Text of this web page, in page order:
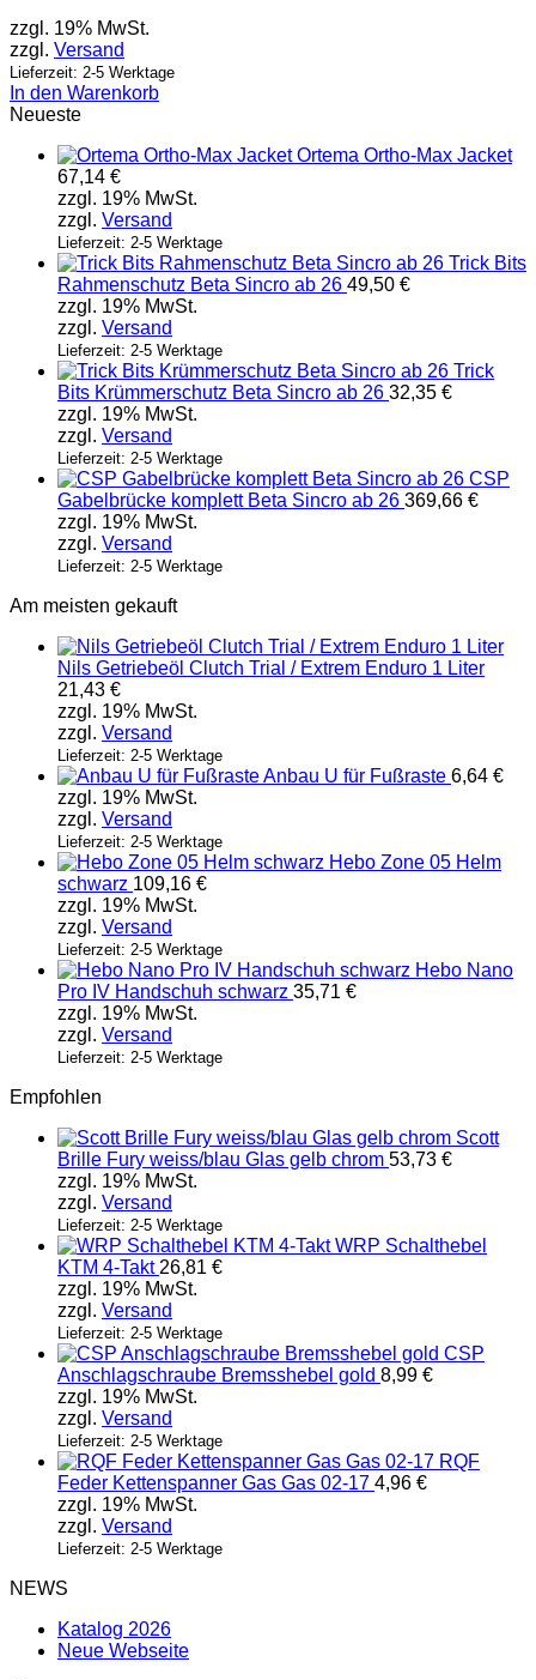
zzgl. 19% MwSt.
zzgl. Versand
Lieferzeit: 2-5 Werktage
In den Warenkorb
Neueste
Ortema Ortho-Max Jacket
67,14 €
zzgl. 19% MwSt.
zzgl. Versand
Lieferzeit: 2-5 Werktage
Trick Bits
Rahmenschutz Beta Sincro ab 26 49,50 €
zzgl. 19% MwSt.
zzgl. Versand
Lieferzeit: 2-5 Werktage
Trick
Bits Krümmerschutz Beta Sincro ab 26 32,35 €
zzgl. 19% MwSt.
zzgl. Versand
Lieferzeit: 2-5 Werktage
CSP
Gabelbrücke komplett Beta Sincro ab 26 369,66 €
zzgl. 19% MwSt.
zzgl. Versand
Lieferzeit: 2-5 Werktage
Am meisten gekauft
Nils Getriebeöl Clutch Trial / Extrem Enduro 1 Liter
21,43 €
zzgl. 19% MwSt.
zzgl. Versand
Lieferzeit: 2-5 Werktage
Anbau U für Fußraste 6,64 €
zzgl. 19% MwSt.
zzgl. Versand
Lieferzeit: 2-5 Werktage
Hebo Zone 05 Helm
schwarz 109,16 €
zzgl. 19% MwSt.
zzgl. Versand
Lieferzeit: 2-5 Werktage
Hebo Nano
Pro IV Handschuh schwarz 35,71 €
zzgl. 19% MwSt.
zzgl. Versand
Lieferzeit: 2-5 Werktage
Empfohlen
Scott
Brille Fury weiss/blau Glas gelb chrom 53,73 €
zzgl. 19% MwSt.
zzgl. Versand
Lieferzeit: 2-5 Werktage
WRP Schalthebel
KTM 4-Takt 26,81 €
zzgl. 19% MwSt.
zzgl. Versand
Lieferzeit: 2-5 Werktage
CSP
Anschlagschraube Bremsshebel gold 8,99 €
zzgl. 19% MwSt.
zzgl. Versand
Lieferzeit: 2-5 Werktage
RQF
Feder Kettenspanner Gas Gas 02-17 4,96 €
zzgl. 19% MwSt.
zzgl. Versand
Lieferzeit: 2-5 Werktage
NEWS
Katalog 2026
Neue Webseite